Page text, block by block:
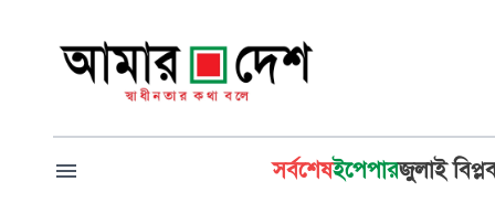
সর্বশেষইপেপারজুলাই